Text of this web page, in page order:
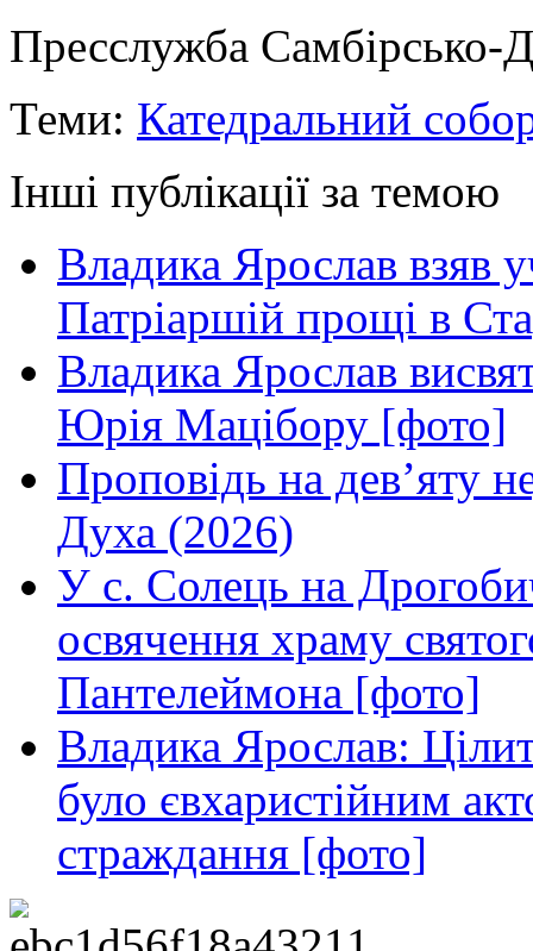
Пресслужба Самбірсько-
Теми: Катедральний
Інші публікації за темою
Владика Ярослав взяв
Патріаршій прощі в
Владика Ярослав
Юрія Мацібору [фото]
Проповідь на дев’яту
Духа (2026)
У с. Солець на
освячення храму
Пантелеймона [фото]
Владика Ярослав:
було євхаристійним
страждання [фото]